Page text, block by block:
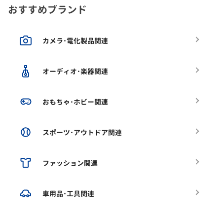
おすすめブランド
カメラ･電化製品関連
オーディオ･楽器関連
おもちゃ･ホビー関連
スポーツ･アウトドア関連
ファッション関連
車用品･工具関連